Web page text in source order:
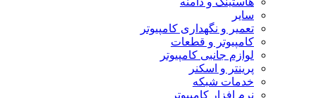
سایر
تعمیر و نگهداری کامپیوتر
کامپیوتر و قطعات
لوازم جانبی کامپیوتر
پرینتر و اسکنر
خدمات شبکه
نرم افزار کامپیوتر